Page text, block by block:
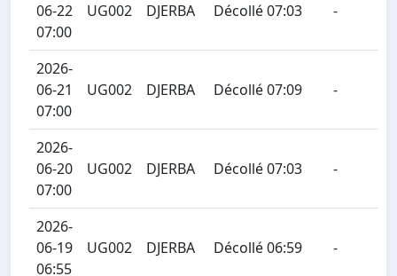
06-22
07:00
UG002 DJERBA Décollé 07:03 -
2026-
06-21
07:00
UG002 DJERBA Décollé 07:09 -
2026-
06-20
07:00
UG002 DJERBA Décollé 07:03 -
2026-
06-19
06:55
UG002 DJERBA Décollé 06:59 -